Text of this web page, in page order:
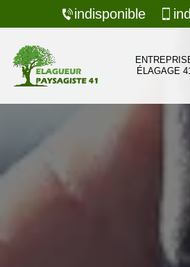
indisponible
ÉLAGAGE